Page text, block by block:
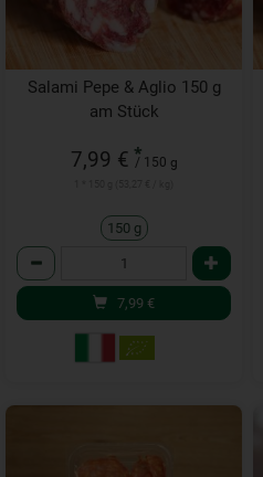
Salami Pepe & Aglio 150 g
am Stück
7,99 € *
/ 150 g
150 g
Anzahl
7,99 €